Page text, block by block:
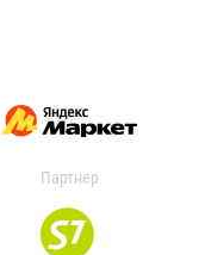
Партнер